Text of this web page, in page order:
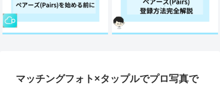
マッチングフォト×タップルでプロ写真で